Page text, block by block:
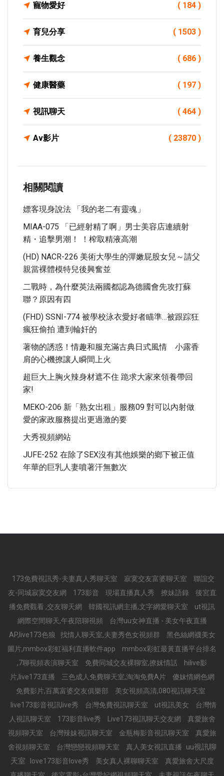
寵物愛好 ( 184 )
育兒分享 ( 1503 )
養生觀念 ( 686 )
健康醫藥 ( 197 )
視訊聊天 ( 464 )
Av影片 ( 23870 )
相關閱讀
嫖客現身說法 「我的老二有靈魂」
MIAA-075 「已經射精了啊」男士美容店連續射
精・追擊男潮！ ！榨取精液高潮
(HD) NACR-226 美術大學生的彈嫩屁股女兒～請父
親當裸體模特兒後興奮並
二戰時，為什麼英法兩國都認為德國會先攻打蘇
聯？原因有四
(FHD) SSNI-774 被學校泳衣愛好者瞄準…被跟踪狂
瘋狂偷拍 遭到輪奸的
著物的誘惑！情趣和服充滿古典日式風情 小露香
肩的心機撩讓人瞬間上火
超巨大上胸火辣身材遮不住 跪求大家來領養帶回
家!
MEKO-206 新「熟女出租」服務09 對可以內射做
愛的家政服務提出更過激的要
大秀視頻網站
JUFE-252 在除了SEX沒有其他娛樂的鄉下被正值
年華的巨乳人妻噴著汗無數次
173免費視訊秀-夫妻真人秀聊天室 寂寞交友富婆聊天室
聯誼交
友-同城寂寞交友網
173影音 現場直播真人秀 撩妹語錄
後宮直
播免費觀看 ,交友聊天網
韓國視訊網主播,文字網愛聊天室
ut視訊
網際空間聊天,午夜陪聊視頻
台灣uu女神直播 - 美女午夜直播
AP,live173色狼
找情人聊天室,夫妻秀色女視頻群
黑色絲網襪美女
圖片,mmbox彩虹福利直播軟件app
mmbox彩虹最黃直播平台排名
,7聊視頻表演聊天室
免費同城交友裸聊室,撩妺情話
hilive影
片,live173直播
三色成人免費聊天室,淘淘免費A片
傻妹情網色網
免費影片,百萬富婆交友俱樂部
美女視頻高清,080視訊聊天室
live173影音視訊live秀
台灣免費視訊聊天室 ut視訊美女
台灣情
人視訊聊天室
173影音live秀 Live173視訊聊天交友網
真愛旅舍
視頻聊天室
台灣辣妹視訊聊天室 金瓶梅影音視訊聊天室
真愛旅
舍視頻聊天室
台灣戀戀視頻聊天室 真人美女視訊直播
uu視訊聊
天室
love173影音love秀 美女真人裸聊聊天室
真愛旅舍大尺度